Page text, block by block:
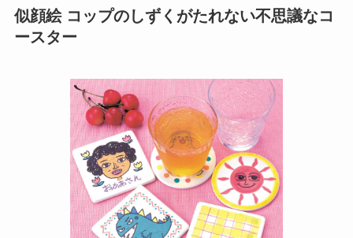
似顔絵 コップのしずくがたれない不思議なコ
ースター